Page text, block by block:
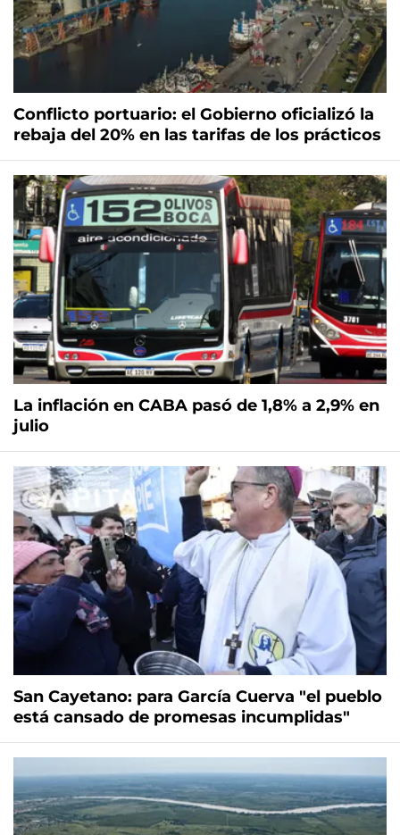
Conflicto portuario: el Gobierno oficializó la
rebaja del 20% en las tarifas de los prácticos
La inflación en CABA pasó de 1,8% a 2,9% en
julio
San Cayetano: para García Cuerva "el pueblo
está cansado de promesas incumplidas"